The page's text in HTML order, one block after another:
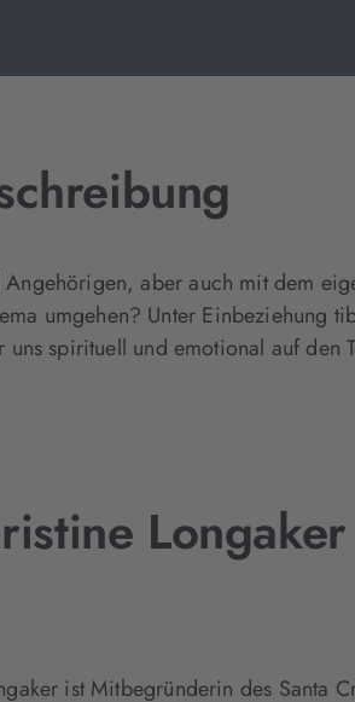
aber auch mit dem
umgehen? Unter Einbeziehung
spirituell und emotional auf den
Longaker
ist Mitbegründerin des Santa